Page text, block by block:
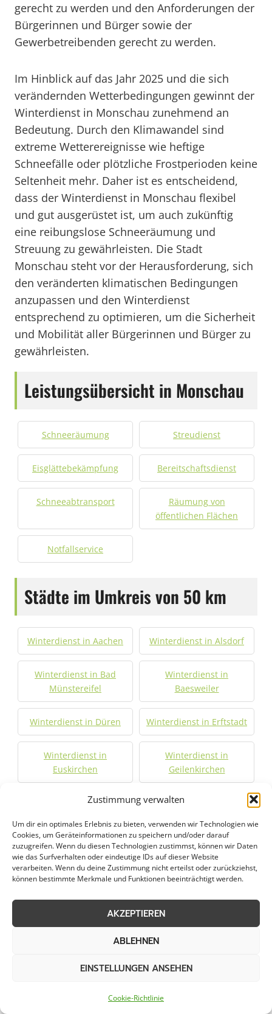
Zustimmung verwalten
Um dir ein optimales Erlebnis zu bieten, verwenden wir Technologien wie
Cookies, um Geräteinformationen zu speichern und/oder darauf
zuzugreifen. Wenn du diesen Technologien zustimmst, können wir Daten
wie das Surfverhalten oder eindeutige IDs auf dieser Website
verarbeiten. Wenn du deine Zustimmung nicht erteilst oder zurückziehst,
können bestimmte Merkmale und Funktionen beeinträchtigt werden.
AKZEPTIEREN
ABLEHNEN
EINSTELLUNGEN ANSEHEN
Cookie-Richtlinie
gerecht zu werden und den Anforderungen der
Bürgerinnen und Bürger sowie der
Gewerbetreibenden gerecht zu werden.
Im Hinblick auf das Jahr 2025 und die sich
verändernden Wetterbedingungen gewinnt der
Winterdienst in Monschau zunehmend an
Bedeutung. Durch den Klimawandel sind
extreme Wetterereignisse wie heftige
Schneefälle oder plötzliche Frostperioden keine
Seltenheit mehr. Daher ist es entscheidend,
dass der Winterdienst in Monschau flexibel
und gut ausgerüstet ist, um auch zukünftig
eine reibungslose Schneeräumung und
Streuung zu gewährleisten. Die Stadt
Monschau steht vor der Herausforderung, sich
den veränderten klimatischen Bedingungen
anzupassen und den Winterdienst
entsprechend zu optimieren, um die Sicherheit
und Mobilität aller Bürgerinnen und Bürger zu
gewährleisten.
Leistungsübersicht in Monschau
Schneeräumung Streudienst
Eisglättebekämpfung Bereitschaftsdienst
Schneeabtransport
Räumung von
öffentlichen Flächen
Notfallservice
Städte im Umkreis von 50 km
Winterdienst in Aachen Winterdienst in Alsdorf
Winterdienst in Bad
Münstereifel
Winterdienst in
Baesweiler
Winterdienst in Düren Winterdienst in Erftstadt
Winterdienst in
Euskirchen
Winterdienst in
Geilenkirchen
Winterdienst in
Winterdienst in Jülich
Winterdienst in Kall Winterdienst in Kerpen
Winterdienst in Kreuzau
Winterdienst in
Langerwehe
Winterdienst in Linnich
Winterdienst in